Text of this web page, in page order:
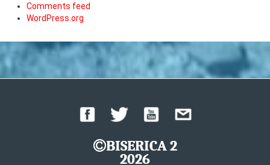
Comments feed
WordPress.org
BISERICA 2
2026